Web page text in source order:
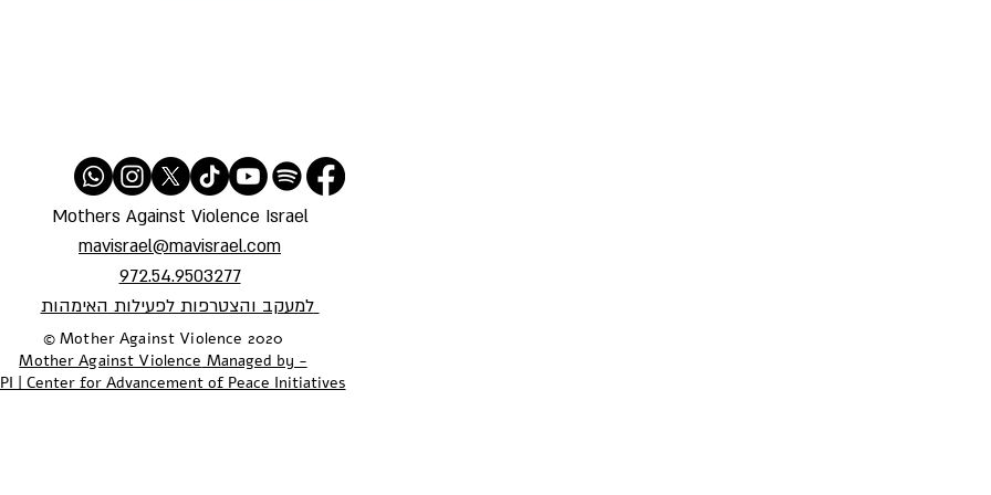
Mothers Against Violence Israel
mavisrael@mavisrael.com
972.54.9503277
למעקב והצטרפות לפעילות האימהות
​© Mother Against Violence 2020
Mother Against Violence Managed by -
| Center for Advancement of Peace Initiatives